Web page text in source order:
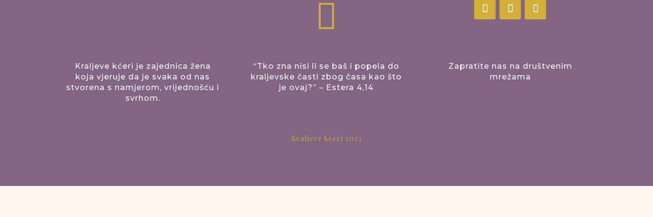

Kraljeve kćeri je zajednica žena
koja vjeruje da je svaka od nas
stvorena s namjerom, vrijednošću i
svrhom.
“Tko zna nisi li se baš i popela do
kraljevske časti zbog časa kao što
je ovaj?” – Estera 4,14
Zapratite nas na društvenim
mrežama
Kraljeve kćeri 2023